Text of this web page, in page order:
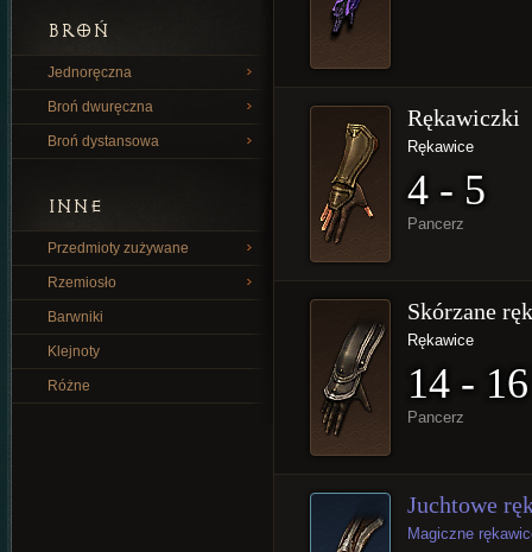
BROŃ
Jednoręczna
Broń dwuręczna
Broń dystansowa
INNE
Przedmioty zużywane
Rzemiosło
Barwniki
Klejnoty
Różne
Rękawiczki
Rękawice
4 - 5
Pancerz
Skórzane
Rękawice
14 - 16
Pancerz
Juchtowe
Magiczne